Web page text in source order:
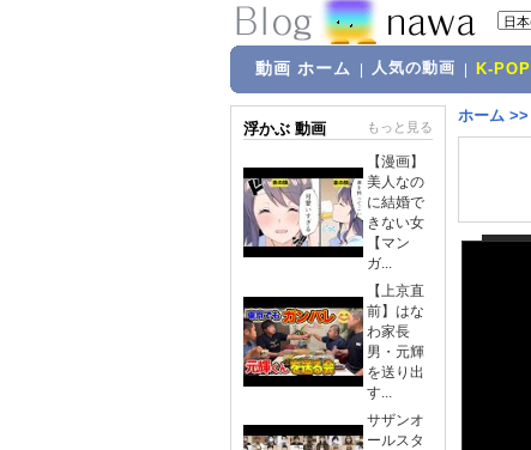
動画 ホーム 人気の動画 K-POP
浮かぶ 動画 もっと見る
【漫画】
美人なの
に結婚で
きない女
【マン
ガ...
【上京直
前】はな
わ家長
男・元輝
を送り出
す...
サザンオ
ールスタ
ホーム >>